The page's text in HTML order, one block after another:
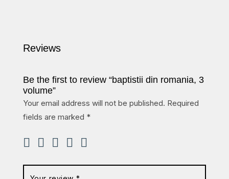
Reviews
Be the first to review “baptistii din romania, 3
volume”
Your email address will not be published. Required
fields are marked *